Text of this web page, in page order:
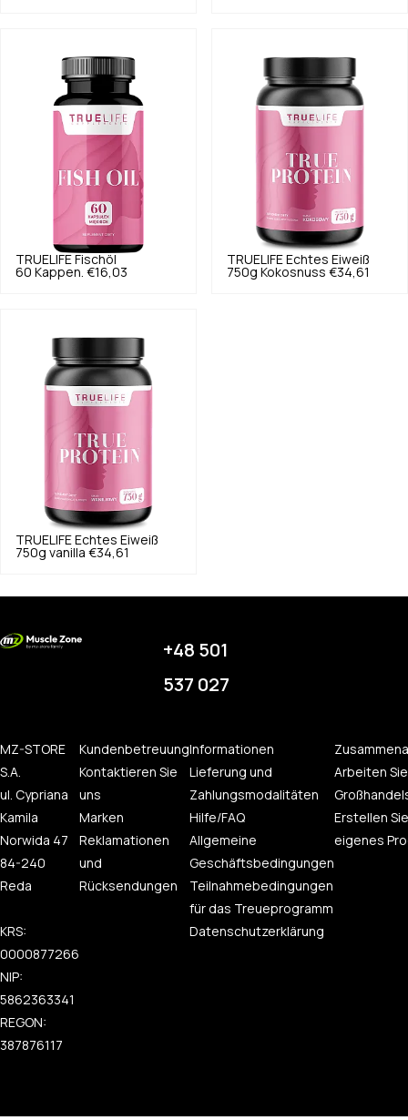
TRUELIFE Fischöl
60 Kappen. €16,03
TRUELIFE Echtes Eiweiß
750g Kokosnuss €34,61
TRUELIFE Echtes Eiweiß
750g vanilla €34,61
+48 501
537 027
MZ-STORE
S.A.
ul. Cypriana
Kamila
Norwida 47
84-240
Reda
KRS:
0000877266
NIP:
5862363341
REGON:
387876117
Kundenbetreuung
Kontaktieren Sie
uns
Marken
Reklamationen
und
Rücksendungen
Informationen
Lieferung und
Zahlungsmodalitäten
Hilfe/FAQ
Allgemeine
Geschäftsbedingungen
Teilnahmebedingungen
für das Treueprogramm
Datenschutzerklärung
Arbeiten
Erstellen
eigenes